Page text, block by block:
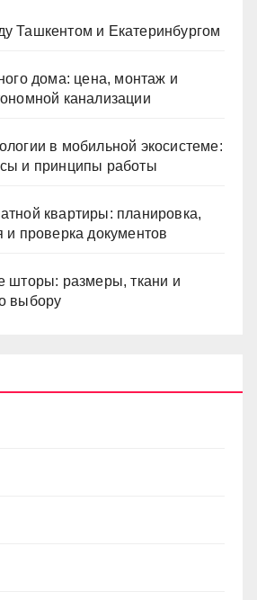
Ташкентом и Екатеринбургом
дома: цена, монтаж и
канализации
в мобильной экосистеме:
и принципы работы
квартиры: планировка,
и проверка документов
шторы: размеры, ткани и
выбору